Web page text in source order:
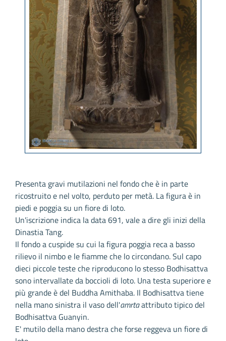
Presenta gravi mutilazioni nel fondo che è in parte
ricostruito e nel volto, perduto per metà. La figura è in
piedi e poggia su un fiore di loto.
Un'iscrizione indica la data 691, vale a dire gli inizi della
Dinastia Tang.
Il fondo a cuspide su cui la figura poggia reca a basso
rilievo il nimbo e le fiamme che lo circondano. Sul capo
dieci piccole teste che riproducono lo stesso Bodhisattva
sono intervallate da boccioli di loto. Una testa superiore e
più grande è del Buddha Amithaba. Il Bodhisattva tiene
nella mano sinistra il vaso dell'amrtaattributo tipico del
Bodhisattva Guanyin.
E' mutilo della mano destra che forse reggeva un fiore di